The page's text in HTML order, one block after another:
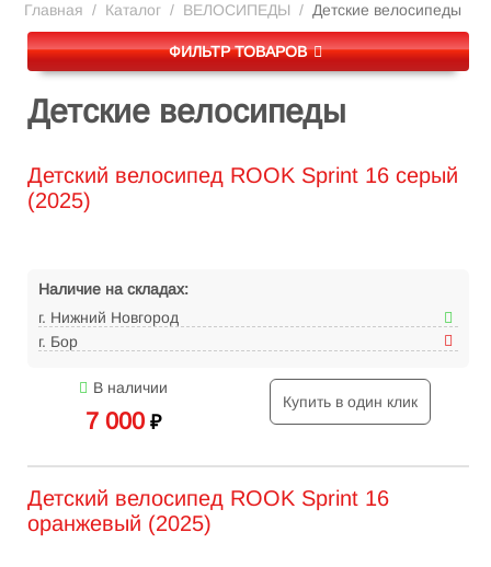
Главная / Каталог / ВЕЛОСИПЕДЫ / Детские велосипеды
ФИЛЬТР ТОВАРОВ
Детские велосипеды
Детский велосипед ROOK Sprint 16 серый
(2025)
Наличие на складах:
г. Нижний Новгород
г. Бор
В наличии
7 000 ₽
Купить в один клик
Детский велосипед ROOK Sprint 16
оранжевый (2025)